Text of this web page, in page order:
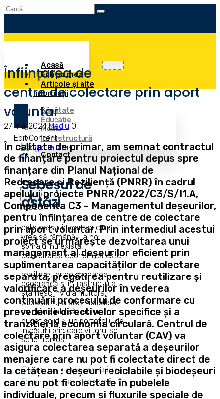
Acasă
Echipa mea
Articole și alte
informații
Sănătate
Educație
Mediu
Infrastructură
Contact
X
Edit Content
Sebeșul de
astăzi
este orașul în care oricine
vrea să rămână. La noi
șomajul nu există,
dezvoltarea economică este
o
realitate, iar poziționarea
geografică și infrastructura
stârnesc invidia multora.
Sebeșul nu a stat niciodată
cu mâna întinsă, are un
buget solid și un portofoliu de
investiții prin care viitorul se
scrie frumos.
Cea mai mare bogăție a
Sebeșului sunt oamenii.
Înființarea de
centre de colectare prin aport
voluntar
27 mai 2024 Mediu 0
În calitate de primar, am semnat contractul
de finanțare pentru proiectul depus spre
finanțare din Planul Național de
Redresare și Reziliență (PNRR) în cadrul
apelului proiecte PNRR/2022/C3/S/I1.A,
Componenta C3 – Managementul deșeurilor,
pentru înființarea de centre de colectare
prin aport voluntar. Prin intermediul acestui
proiect se urmărește dezvoltarea unui
management al deșeurilor eficient prin
suplimentarea capacităților de colectare
separată, pregătirea pentru reutilizare și
valorificare a deșeurilor în vederea
continuării procesului de conformare cu
prevederile directivelor specifice și a
tranziției la economia circulară. Centrul de
colectare prin aport voluntar (CAV) va
asigura colectarea separată a deșeurilor
menajere care nu pot fi colectate direct de
la cetățean : deșeuri reciclabile și biodeșeuri
care nu pot fi colectate în pubelele
individuale, precum și fluxurile speciale de